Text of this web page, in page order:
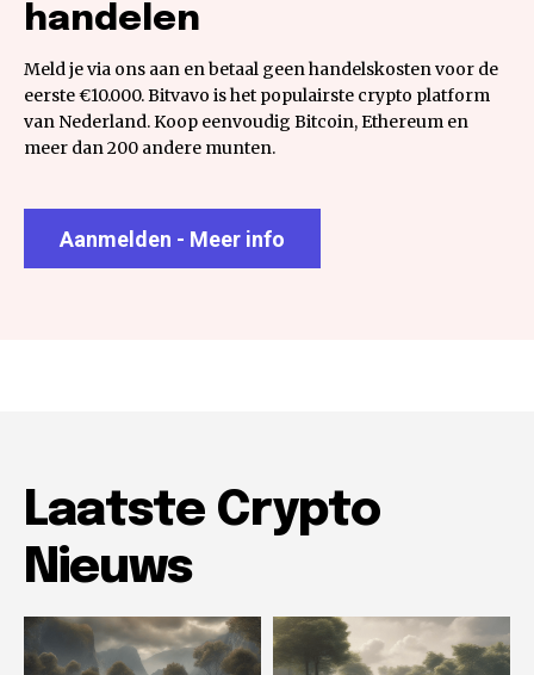
handelen
Meld je via ons aan en betaal geen handelskosten voor de
eerste €10.000. Bitvavo is het populairste crypto platform
van Nederland. Koop eenvoudig Bitcoin, Ethereum en
meer dan 200 andere munten.
Aanmelden - Meer info
Laatste Crypto
Nieuws